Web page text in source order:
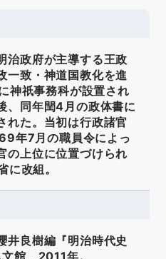
治政府が主導する王政
一致・神道国教化を進
神祇事務科が設置され
、同年閏4月の政体書に
れた。当初は行政諸官
年7月の職員令によっ
の上位に位置づけられ
改組。
井良樹編『明治時代史
館、2011年。